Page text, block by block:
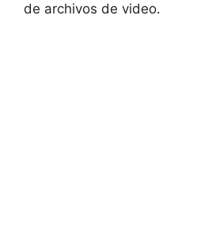
de archivos de video.